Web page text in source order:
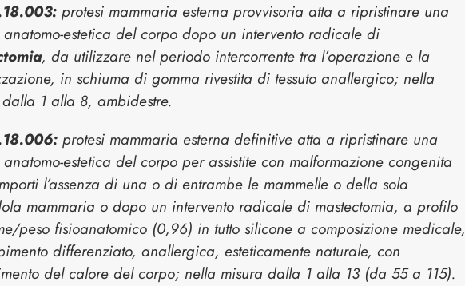
protesi mammaria esterna provvisoria atta a ripristinare una
anatomo-estetica del corpo dopo un intervento radicale di
, da utilizzare nel periodo intercorrente tra l’operazione e la
in schiuma di gomma rivestita di tessuto anallergico; nella
1 alla 8, ambidestre.
protesi mammaria esterna definitive atta a ripristinare una
anatomo-estetica del corpo per assistite con malformazione congenita
l’assenza di una o di entrambe le mammelle o della sola
mammaria o dopo un intervento radicale di mastectomia, a profilo
peso fisioanatomico (0,96) in tutto silicone a composizione medicale,
differenziato, anallergica, esteticamente naturale, con
del calore del corpo; nella misura dalla 1 alla 13 (da 55 a 115).